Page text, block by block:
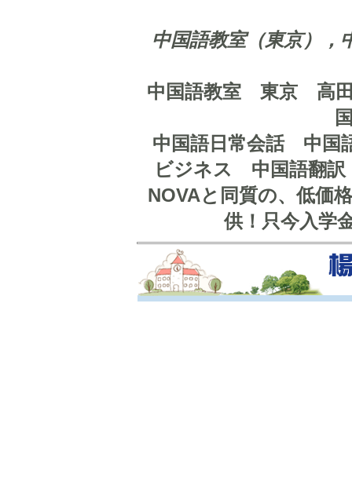
中国語教室（東京），
中国語教室 東京 高田
中国語日常会話 中
ビジネス 中国語翻訳
NOVAと同質の、低価
供！只今入学